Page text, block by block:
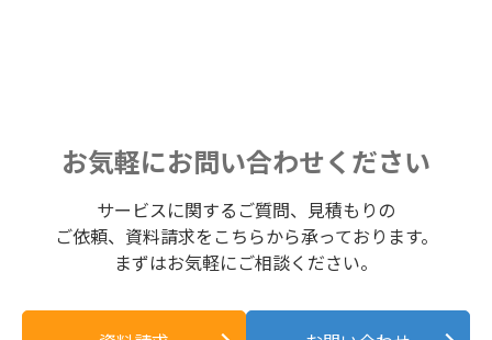
お気軽にお問い合わせください
サービスに関するご質問、見積もりの
ご依頼、資料請求をこちらから承っております。
まずはお気軽にご相談ください。